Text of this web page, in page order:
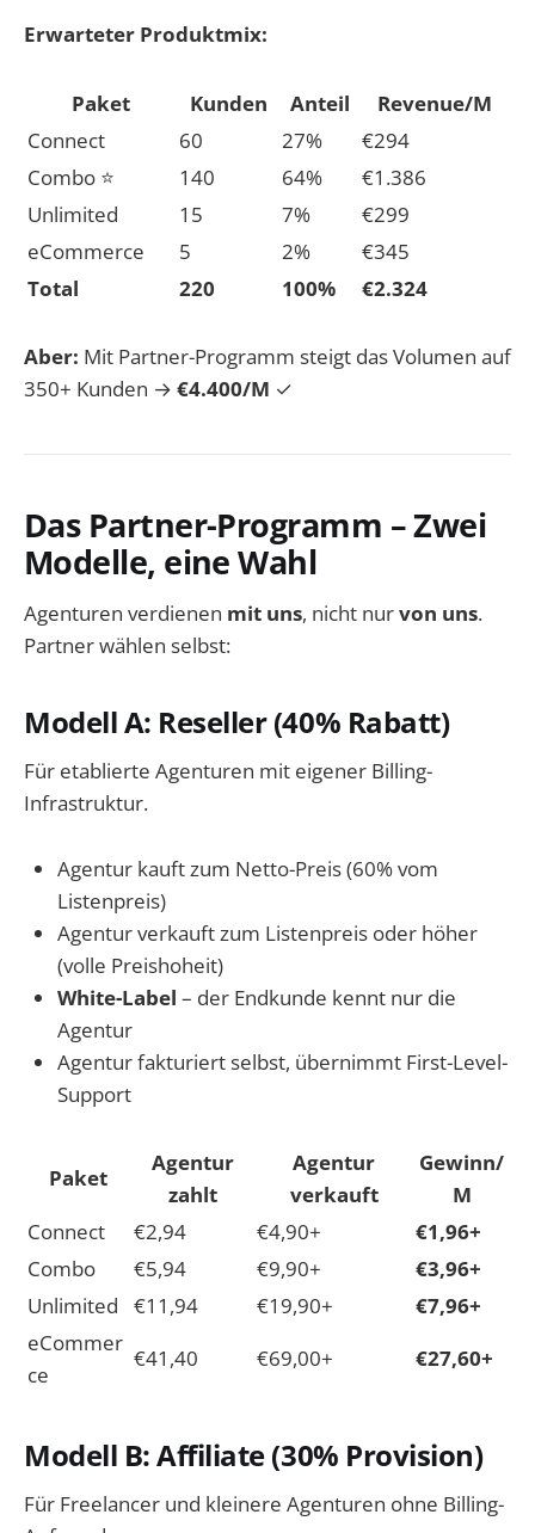
Erwarteter Produktmix:
Paket Kunden Anteil
Revenue/M
Connect
60 27%
€294
Combo ⭐
140 64%
€1.386
Unlimited
15 7%
€299
eCommerce
5 2%
€345
Total
220 100% €2.324
Aber: Mit Partner-Programm steigt das Volumen auf
350+ Kunden → €4.400/M ✓
Das Partner-Programm – Zwei
Modelle, eine Wahl
Agenturen verdienen mit uns, nicht nurvon uns.
Partner wählen selbst:
Modell A: Reseller (40% Rabatt)
Für etablierte Agenturen mit eigener Billing-
Infrastruktur.
Agentur kauft zum Netto-Preis (60% vom
Listenpreis)
Agentur verkauft zum Listenpreis oder höher
(volle Preishoheit)
White-Label – der Endkunde kennt nur die
Agentur
Agentur fakturiert selbst, übernimmt First-Level-
Support
Paket
Agentur
zahlt
Agentur
verkauft
Gewinn/
M
Connect
€2,94 €4,90+
€1,96+
Combo
€5,94 €9,90+
€3,96+
Unlimited
€11,94 €19,90+
€7,96+
eCommer
ce
€41,40 €69,00+ €27,60+
Modell B: Affiliate (30% Provision)
Für Freelancer und kleinere Agenturen ohne Billing-